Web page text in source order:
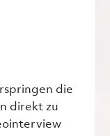
die
direkt zu